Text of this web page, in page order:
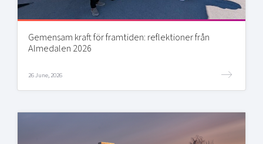
Gemensam kraft för framtiden: reflektioner från
Almedalen 2026
26 June, 2026